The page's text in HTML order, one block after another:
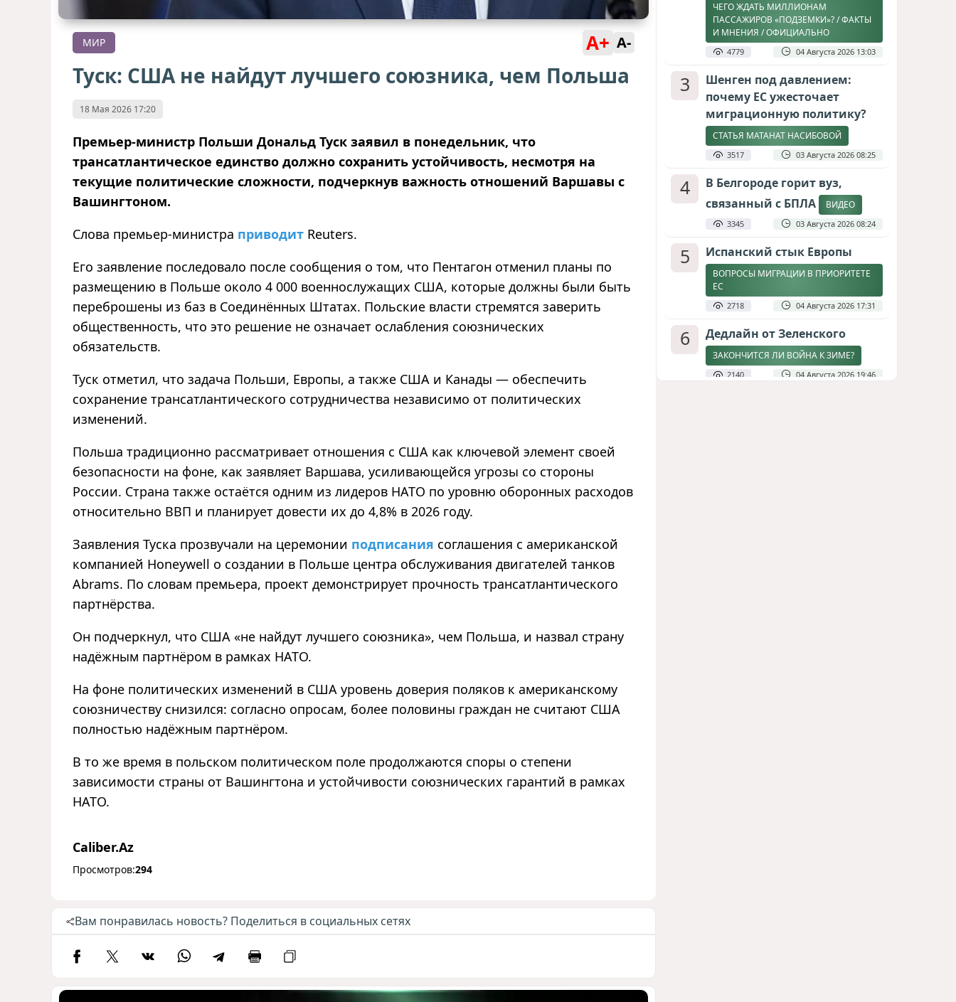
МИР A+ A-
Туск: США не найдут лучшего союзника, чем Польша
18 Мая 2026 17:20
Премьер-министр Польши Дональд Туск заявил в понедельник, что
трансатлантическое единство должно сохранить устойчивость, несмотря на
текущие политические сложности, подчеркнув важность отношений Варшавы с
Вашингтоном.
Слова премьер-министра приводит Reuters.
Его заявление последовало после сообщения о том, что Пентагон отменил планы по
размещению в Польше около 4 000 военнослужащих США, которые должны были быть
переброшены из баз в Соединённых Штатах. Польские власти стремятся заверить
общественность, что это решение не означает ослабления союзнических
обязательств.
Туск отметил, что задача Польши, Европы, а также США и Канады — обеспечить
сохранение трансатлантического сотрудничества независимо от политических
изменений.
Польша традиционно рассматривает отношения с США как ключевой элемент своей
безопасности на фоне, как заявляет Варшава, усиливающейся угрозы со стороны
России. Страна также остаётся одним из лидеров НАТО по уровню оборонных расходов
относительно ВВП и планирует довести их до 4,8% в 2026 году.
Заявления Туска прозвучали на церемонии подписания соглашения с американской
компанией Honeywell о создании в Польше центра обслуживания двигателей танков
Abrams. По словам премьера, проект демонстрирует прочность трансатлантического
партнёрства.
Он подчеркнул, что США «не найдут лучшего союзника», чем Польша, и назвал страну
надёжным партнёром в рамках НАТО.
На фоне политических изменений в США уровень доверия поляков к американскому
союзничеству снизился: согласно опросам, более половины граждан не считают США
полностью надёжным партнёром.
В то же время в польском политическом поле продолжаются споры о степени
зависимости страны от Вашингтона и устойчивости союзнических гарантий в рамках
НАТО.
Caliber.Az
Просмотров:294
Вам понравилась новость? Поделиться в социальных сетях
ЧЕГО ЖДАТЬ МИЛЛИОНАМ
ПАССАЖИРОВ «ПОДЗЕМКИ»? / ФАКТЫ
И МНЕНИЯ / ОФИЦИАЛЬНО
4779 04 Августа 2026 13:03
3
Шенген под давлением:
почему ЕС ужесточает
миграционную политику?
СТАТЬЯ МАТАНАТ НАСИБОВОЙ
3517 03 Августа 2026 08:25
4
В Белгороде горит вуз,
связанный с БПЛА
ВИДЕО
3345 03 Августа 2026 08:24
5 Испанский стык Европы
ВОПРОСЫ МИГРАЦИИ В ПРИОРИТЕТЕ
ЕС
2718 04 Августа 2026 17:31
6 Дедлайн от Зеленского
ЗАКОНЧИТСЯ ЛИ ВОЙНА К ЗИМЕ?
2140 04 Августа 2026 19:46